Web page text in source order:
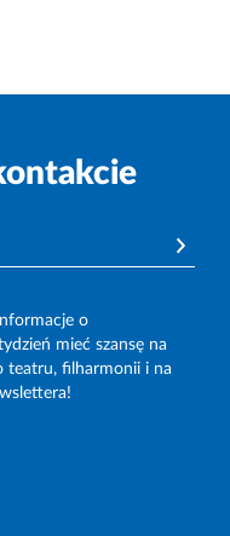
o
mieć szansę na
teatru, filharmonii i na